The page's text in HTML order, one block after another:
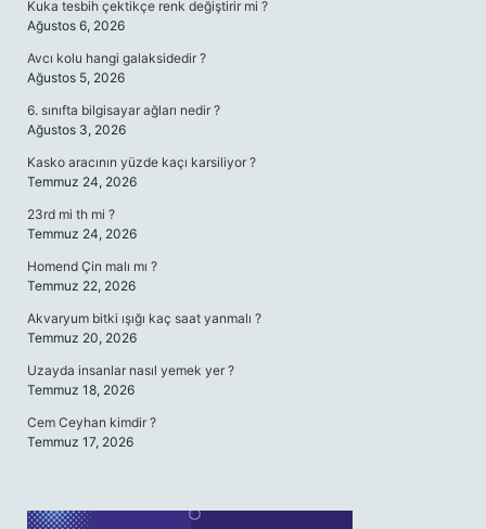
Kuka tesbih çektikçe renk değiştirir mi ?
Ağustos 6, 2026
Avcı kolu hangi galaksidedir ?
Ağustos 5, 2026
6. sınıfta bilgisayar ağları nedir ?
Ağustos 3, 2026
Kasko aracının yüzde kaçı karsiliyor ?
Temmuz 24, 2026
23rd mi th mi ?
Temmuz 24, 2026
Homend Çin malı mı ?
Temmuz 22, 2026
Akvaryum bitki ışığı kaç saat yanmalı ?
Temmuz 20, 2026
Uzayda insanlar nasıl yemek yer ?
Temmuz 18, 2026
Cem Ceyhan kimdir ?
Temmuz 17, 2026